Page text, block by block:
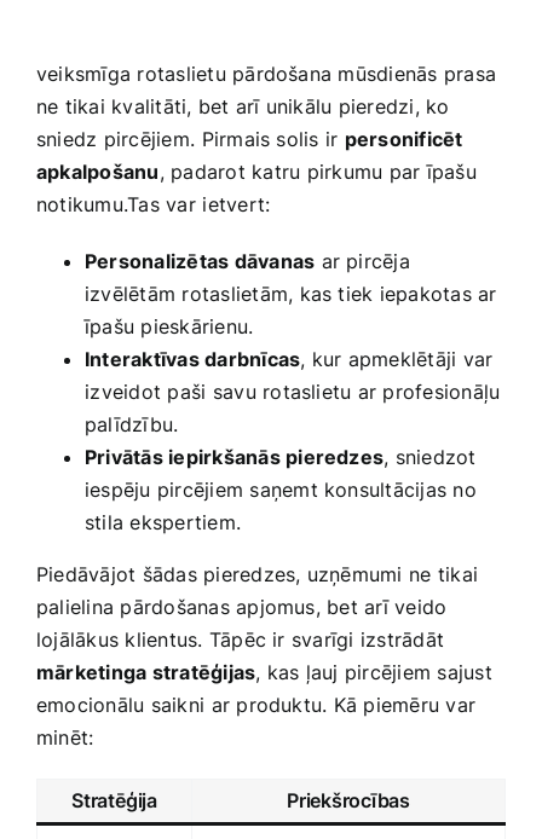
veiksmīga rotaslietu‌ pārdošana mūsdienās prasa
ne tikai kvalitāti, bet arī unikālu pieredzi, ko
sniedz pircējiem.⁤ Pirmais solis ir personificēt
apkalpošanu, padarot katru ⁤pirkumu par īpašu
‍notikumu.Tas var⁢ ietvert:
Personalizētas dāvanas ar pircēja
izvēlētām rotaslietām, kas‌ tiek iepakotas ar‍
īpašu pieskārienu.
Interaktīvas darbnīcas, kur apmeklētāji ​var
⁢izveidot paši ⁤savu​ rotaslietu ar profesionāļu
palīdzību.
Privātās iepirkšanās pieredzes, sniedzot
iespēju pircējiem saņemt ‍konsultācijas no
stila ekspertiem.
Piedāvājot šādas pieredzes, uzņēmumi ne ⁤tikai
palielina pārdošanas apjomus, bet arī veido
lojālākus klientus. ​Tāpēc ir svarīgi izstrādāt
mārketinga stratēģijas, kas ļauj pircējiem​ sajust
emocionālu saikni ⁢ar produktu. Kā piemēru var‍
minēt:
Stratēģija Priekšrocības